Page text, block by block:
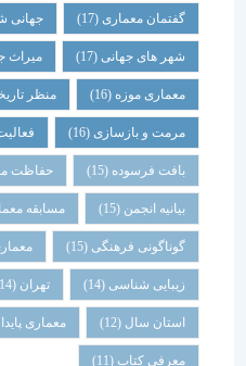
گفتمان معماری (17) جهانی شدن(17)
شهر های جهانی(17) میراث جهانی(17)
معماری موزه(16) منظر تاریخی (16)
مرمت و بازسازی(16) فعالیت‌های
بافت فرسوده (15) حفاظت معماری (15)
بیانیه انجمن(15) مسابقه معماری (15)
گوناگونی فرهنگی (15) معماری
زیبایی شناسی (14) تهران
استان سال(12) معماری پایدار (12)
معرفی کتاب(11)